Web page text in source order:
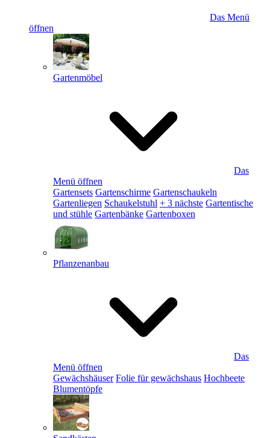
Das Menü
öffnen
Gartenmöbel
Das
Menü öffnen
Gartensets Gartenschirme Gartenschaukeln
Gartenliegen Schaukelstuhl + 3 nächste Gartentische
und stühle Gartenbänke Gartenboxen
Pflanzenanbau
Das
Menü öffnen
Gewächshäuser Folie für gewächshaus Hochbeete
Blumentöpfe